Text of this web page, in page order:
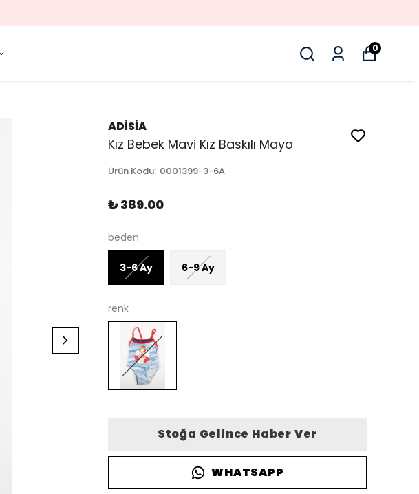
0
ADİSİA
Kız Bebek Mavi Kız Baskılı Mayo
Ürün Kodu: 0001399-3-6A
₺ 389.00
beden
3-6 Ay 6-9 Ay
renk
Stoğa Gelince Haber Ver
WHATSAPP